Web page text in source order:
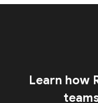
Learn how